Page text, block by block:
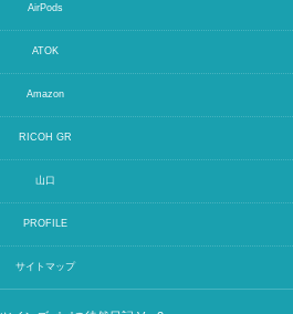
AirPods
ATOK
Amazon
RICOH GR
山口
PROFILE
サイトマップ